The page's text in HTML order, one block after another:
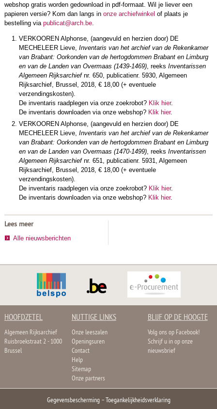
webshop gratis worden gedownload in pdf-formaat. Wil je liever een
papieren versie? Kom dan langs in onze archiefwinkel of plaats je
bestelling via publicat@arch.be.
VERKOOREN Alphonse, (aangevuld en herzien door) DE
MECHELEER Lieve, Inventaris van het archief van de Rekenkamer
van Brabant: Oorkonden van de hertogdommen Brabant en Limburg
en van de Landen van Overmaas (1439-1469), reeks Inventarissen
Algemeen Rijksarchiefnr. 650, publicatienr. 5930, Algemeen
Rijksarchief, Brussel, 2018, € 18,00 (+ eventuele
verzendingskosten).
De inventaris raadplegen via onze zoekrobot? Klik hier.
De inventaris downloaden via onze webshop? Klik hier.
VERKOOREN Alphonse, (aangevuld en herzien door) DE
MECHELEER Lieve, Inventaris van het archief van de Rekenkamer
van Brabant: Oorkonden van de hertogdommen Brabant en Limburg
en van de Landen van Overmaas (1470-1499), reeks Inventarissen
Algemeen Rijksarchiefnr. 651, publicatienr. 5931, Algemeen
Rijksarchief, Brussel, 2018, € 18,00 (+ eventuele
verzendingskosten).
De inventaris raadplegen via onze zoekrobot? Klik hier.
De inventaris downloaden via onze webshop? Klik hier.
Lees meer
Alle nieuwsberichten
HOOFDZETEL
Algemeen Rijksarchief
Ruisbroekstraat 2 - 1000
Brussel
NUTTIGE LINKS
Onze leeszalen
Openingsuren
Contact
Help
Sitemap
Onze partners
BLIJF OP DE HOOGTE
Volg ons op Facebook!
Schrijf u in op onze
nieuwsbrief
Gegevensbescherming–Toegankelijkheidsverklaring